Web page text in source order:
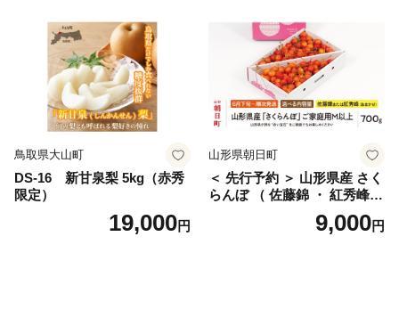
産 農家直送 期間限定 特産品
サイズミックス くらもとフ
ァーム 愛南町 愛媛県
鳥取県大山町
DS-16 新甘泉梨 5kg（赤秀
限定）
19,000円
山形県朝日町
＜ 先行予約 ＞ 山形県産 さく
らんぼ （ 佐藤錦 ・ 紅秀峰
） ご家庭用 M以上 700g 【20
26年6月下旬から7月上旬発
9,000円